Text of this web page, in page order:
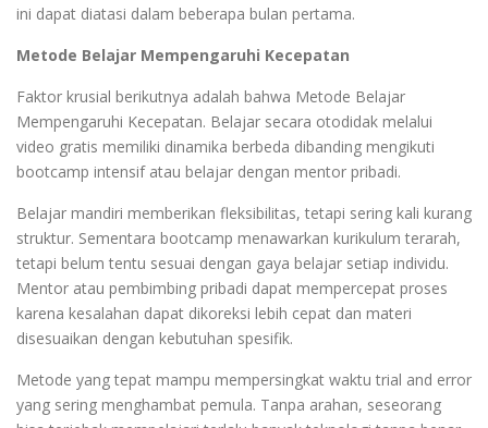
ini dapat diatasi dalam beberapa bulan pertama.
Metode Belajar Mempengaruhi Kecepatan
Faktor krusial berikutnya adalah bahwa Metode Belajar
Mempengaruhi Kecepatan. Belajar secara otodidak melalui
video gratis memiliki dinamika berbeda dibanding mengikuti
bootcamp intensif atau belajar dengan mentor pribadi.
Belajar mandiri memberikan fleksibilitas, tetapi sering kali kurang
struktur. Sementara bootcamp menawarkan kurikulum terarah,
tetapi belum tentu sesuai dengan gaya belajar setiap individu.
Mentor atau pembimbing pribadi dapat mempercepat proses
karena kesalahan dapat dikoreksi lebih cepat dan materi
disesuaikan dengan kebutuhan spesifik.
Metode yang tepat mampu mempersingkat waktu trial and error
yang sering menghambat pemula. Tanpa arahan, seseorang